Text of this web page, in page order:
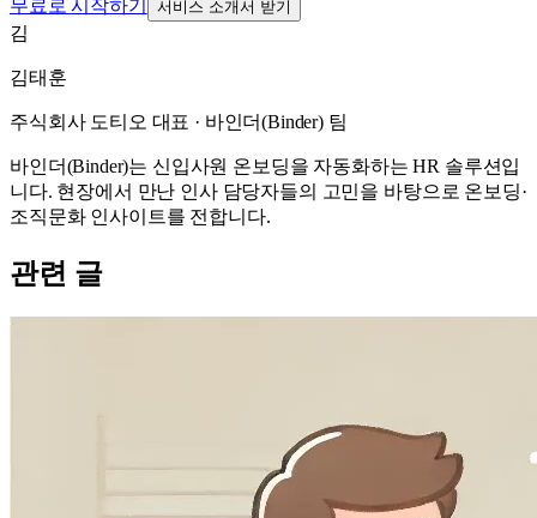
무료로 시작하기 서비스 소개서 받기
김
김태훈
주식회사 도티오 대표 · 바인더(Binder) 팀
바인더(Binder)는 신입사원 온보딩을 자동화하는 HR 솔루션입
니다. 현장에서 만난 인사 담당자들의 고민을 바탕으로 온보딩·
조직문화 인사이트를 전합니다.
관련 글